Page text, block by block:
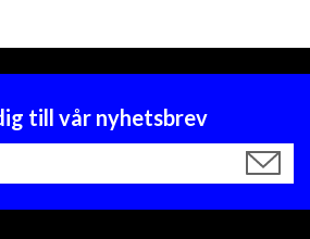
till vår nyhetsbrev